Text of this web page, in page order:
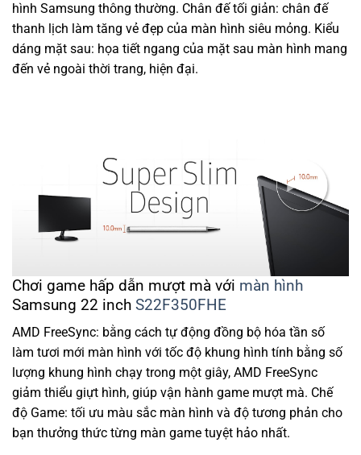
hình Samsung thông thường. Chân đế tối giản: chân đế
thanh lịch làm tăng vẻ đẹp của màn hình siêu mỏng. Kiểu
dáng mặt sau: họa tiết ngang của mặt sau màn hình mang
đến vẻ ngoài thời trang, hiện đại.
Chơi game hấp dẫn mượt mà với màn hình
Samsung 22 inch S22F350FHE
AMD FreeSync: bằng cách tự động đồng bộ hóa tần số
làm tươi mới màn hình với tốc độ khung hình tính bằng số
lượng khung hình chạy trong một giây, AMD FreeSync
giảm thiểu giựt hình, giúp vận hành game mượt mà. Chế
độ Game: tối ưu màu sắc màn hình và độ tương phản cho
bạn thưởng thức từng màn game tuyệt hảo nhất.